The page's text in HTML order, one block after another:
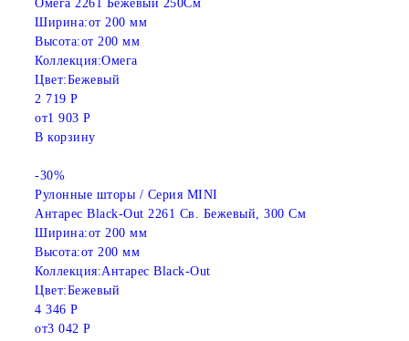
Омега 2261 Бежевый 250См
Ширина:от 200 мм
Высота:от 200 мм
Коллекция:Омега
Цвет:Бежевый
2 719 Р
от1 903 Р
В корзину
-30%
Рулонные шторы / Серия MINI
Антарес Black-Out 2261 Св. Бежевый, 300 См
Ширина:от 200 мм
Высота:от 200 мм
Коллекция:Антарес Black-Out
Цвет:Бежевый
4 346 Р
от3 042 Р